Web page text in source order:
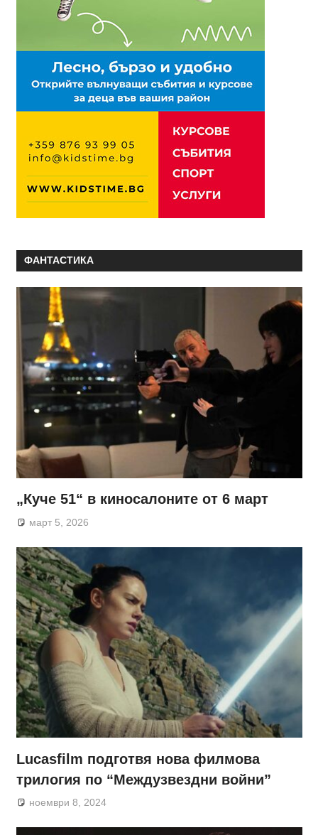
ФАНТАСТИКА
„Куче 51“ в киносалоните от 6 март
март 5, 2026
Lucasfilm подготвя нова филмова
трилогия по “Междузвездни войни”
ноември 8, 2024